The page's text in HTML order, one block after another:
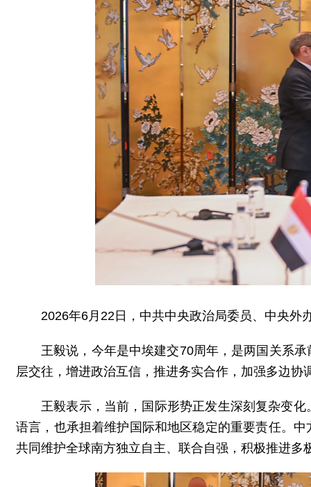
2026年6月22日，中共中央政治局委员、中央外
王毅说，今年是中埃建交70周年，是两国关系
层交往，增进政治互信，推进务实合作，加强多边
王毅表示，当前，国际形势正发生深刻复杂变
语言，也承担着维护国际和地区稳定的重要责任。
共同维护全球南方独立自主、联合自强，积极推进多